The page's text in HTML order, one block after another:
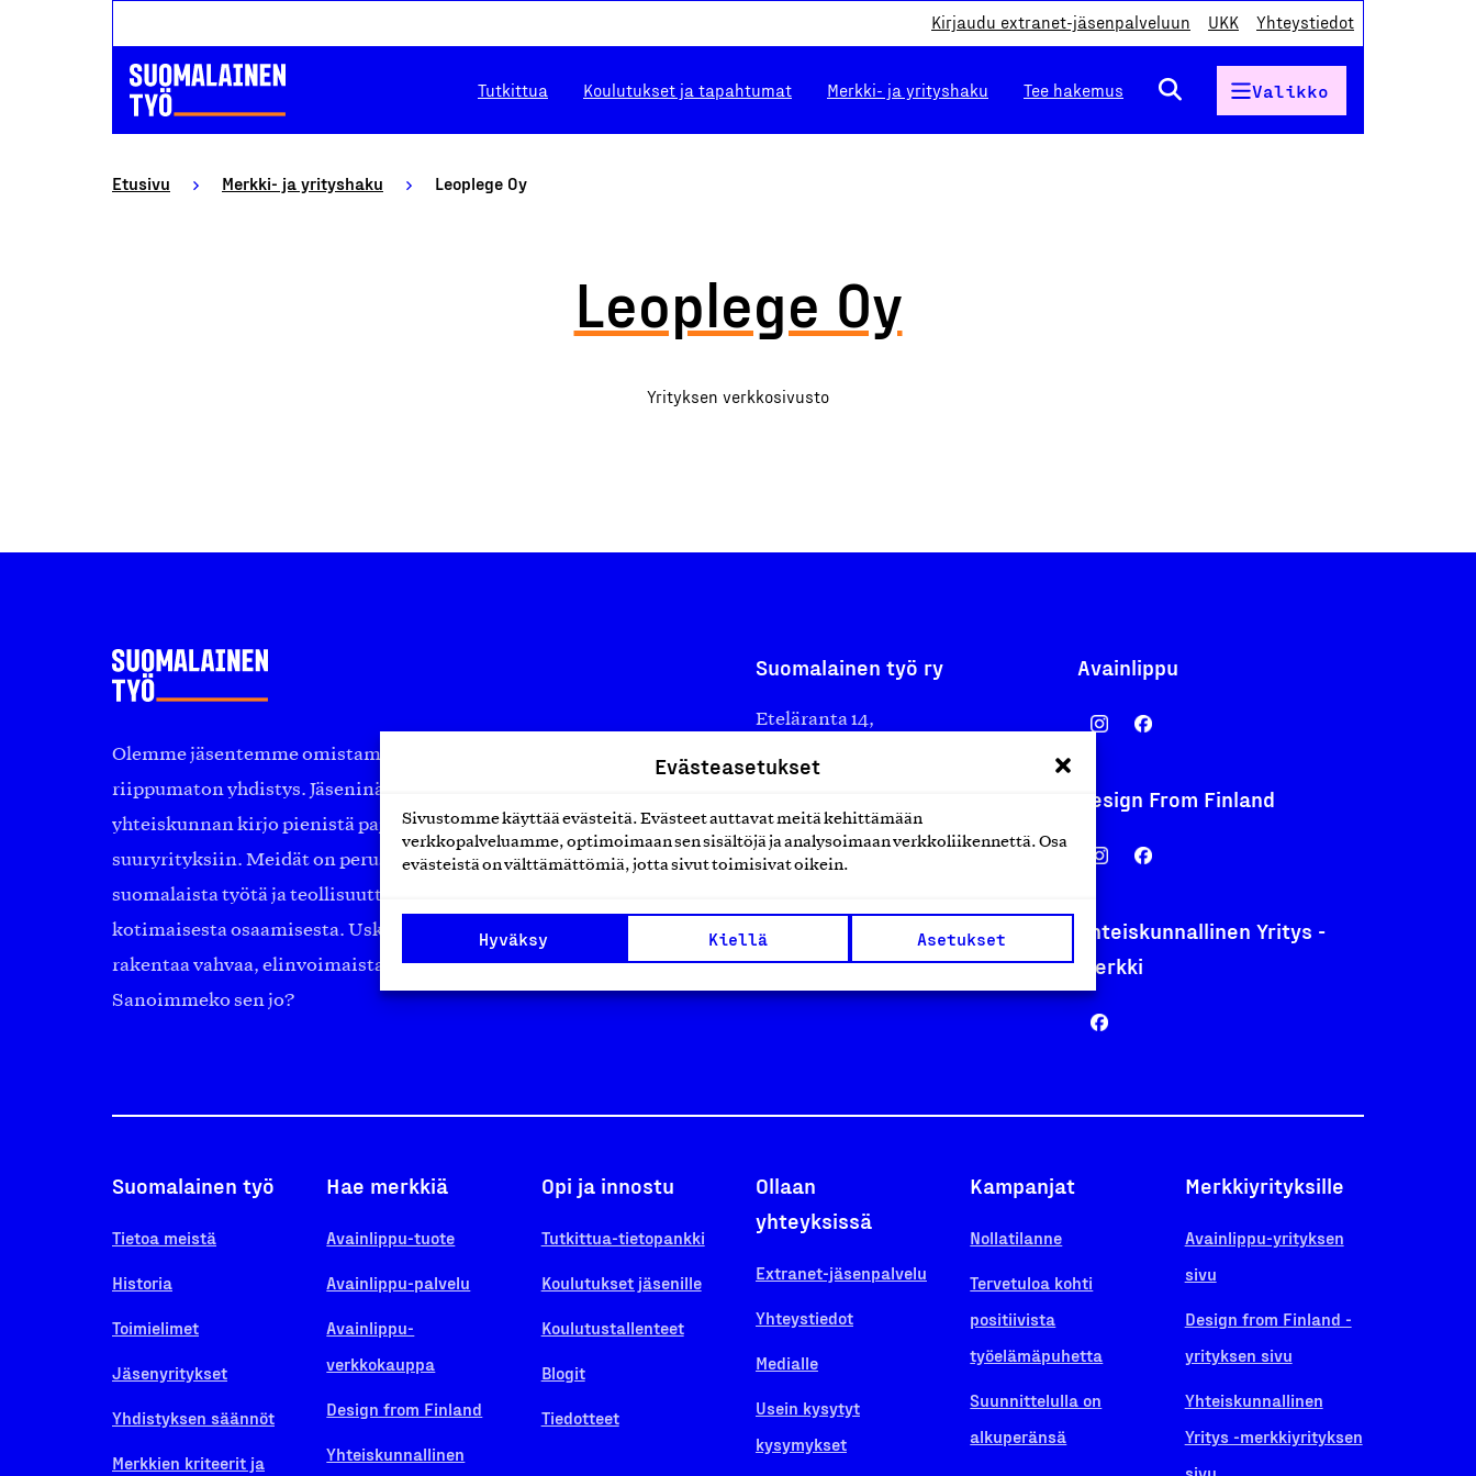
Evästeasetukset
Sivustomme käyttää evästeitä. Evästeet auttavat meitä kehittämään
verkkopalveluamme, optimoimaan sen sisältöjä ja analysoimaan verkkoliikennettä. Osa
evästeistä on välttämättömiä, jotta sivut toimisivat oikein.
Hyväksy Kiellä Asetukset
Kirjaudu extranet-jäsenpalveluun UKK Yhteystiedot
Tutkittua Koulutukset ja tapahtumat Merkki- ja yrityshaku Tee hakemus Valikko
Etusivu Merkki- ja yrityshaku Leoplege Oy
Leoplege Oy
Yrityksen verkkosivusto
Olemme jäsentemme omistama puolueeton, työmarkkinajärjestöistä
riippumaton yhdistys. Jäseninämme on koko suomalaisen
yhteiskunnan kirjo pienistä pajoista ja yhteisöistä kansainvälisiin
suuryrityksiin. Meidät on perustettu yli 100 vuotta sitten edistämään
suomalaista työtä ja teollisuutta sekä nostamaan ylpeyttä
kotimaisesta osaamisesta. Uskomme yhä, että työ yhdistää ihmisiä ja
rakentaa vahvaa, elinvoimaista yhteiskuntaa. Me rakastamme työtä!
Sanoimmeko sen jo?
Suomalainen työ ry
Eteläranta 14,
asiakaspalvelu@suomalainentyo.fi
laskutus@suomalainentyo.fi
Avainlippu
Design From Finland
Yhteiskunnallinen Yritys -
merkki
Suomalainen työ
Tietoa meistä
Historia
Toimielimet
Jäsenyritykset
Yhdistyksen säännöt
Merkkien kriteerit ja
Hae merkkiä
Avainlippu-tuote
Avainlippu-palvelu
Avainlippu-
verkkokauppa
Design from Finland
Yhteiskunnallinen
Opi ja innostu
Tutkittua-tietopankki
Koulutukset jäsenille
Koulutustallenteet
Blogit
Tiedotteet
Ollaan
yhteyksissä
Extranet-jäsenpalvelu
Yhteystiedot
Medialle
Usein kysytyt
kysymykset
Kampanjat
Nollatilanne
Tervetuloa kohti
positiivista
työelämäpuhetta
Suunnittelulla on
alkuperänsä
Merkkiyrityksille
Avainlippu-yrityksen
sivu
Design from Finland -
yrityksen sivu
Yhteiskunnallinen
Yritys -merkkiyrityksen